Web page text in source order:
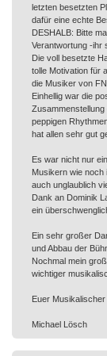
letzten besetzten
dafür eine echte
DESHALB: Bitte
Verantwortung -ihr
Die voll besetzte
tolle Motivation für
die Musiker von
Einhellig war die
peppigen
hat allen sehr gut
Es war nicht nur
Musikern wie
auch unglaublich
Dank an Dominik
ein
Ein sehr großer
und Abbau der
Nochmal mein
wichtiger
Euer Musikalischer
Michael Lösch